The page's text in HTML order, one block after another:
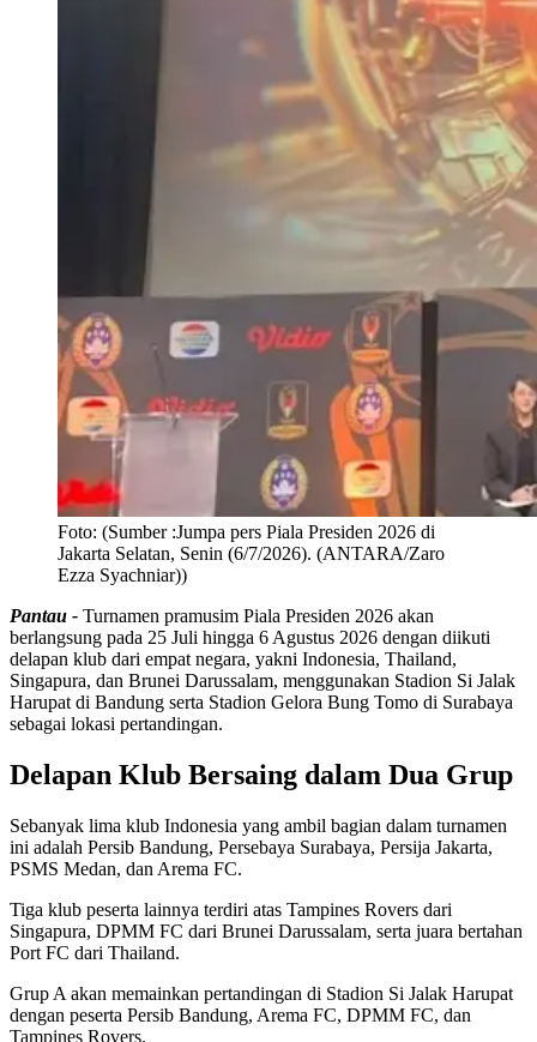
Foto: (Sumber :Jumpa pers Piala Presiden 2026 di
Jakarta Selatan, Senin (6/7/2026). (ANTARA/Zaro
Ezza Syachniar))
Pantau - Turnamen pramusim Piala Presiden 2026 akan
berlangsung pada 25 Juli hingga 6 Agustus 2026 dengan diikuti
delapan klub dari empat negara, yakni Indonesia, Thailand,
Singapura, dan Brunei Darussalam, menggunakan Stadion Si Jalak
Harupat di Bandung serta Stadion Gelora Bung Tomo di Surabaya
sebagai lokasi pertandingan.
Delapan Klub Bersaing dalam Dua Grup
Sebanyak lima klub Indonesia yang ambil bagian dalam turnamen
ini adalah Persib Bandung, Persebaya Surabaya, Persija Jakarta,
PSMS Medan, dan Arema FC.
Tiga klub peserta lainnya terdiri atas Tampines Rovers dari
Singapura, DPMM FC dari Brunei Darussalam, serta juara bertahan
Port FC dari Thailand.
Grup A akan memainkan pertandingan di Stadion Si Jalak Harupat
dengan peserta Persib Bandung, Arema FC, DPMM FC, dan
Tampines Rovers.